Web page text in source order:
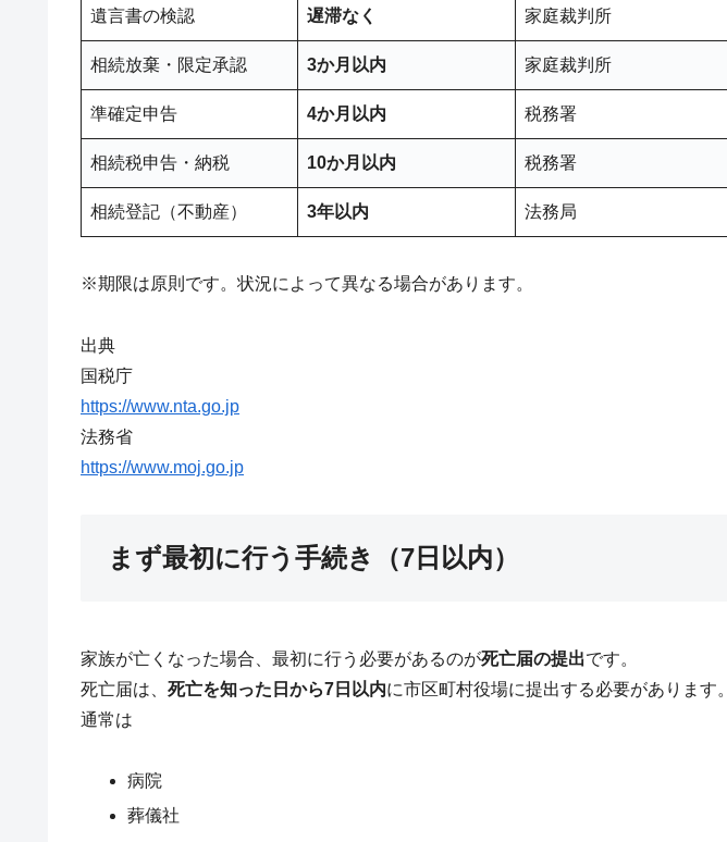
遺言書の検認 遅滞なく 家庭裁判所
相続放棄・限定承認 3か月以内 家庭裁判所
準確定申告 4か月以内 税務署
相続税申告・納税 10か月以内 税務署
相続登記（不動産） 3年以内 法務局
※期限は原則です。状況によって異なる場合があります。
出典
国税庁
https://www.nta.go.jp
法務省
https://www.moj.go.jp
まず最初に行う手続き（7日以内）
家族が亡くなった場合、最初に行う必要があるのが死亡届の提出です。
死亡届は、 死亡を知った日から7日以内に市区町村役場に提出する必要があります。
通常は
病院
葬儀社